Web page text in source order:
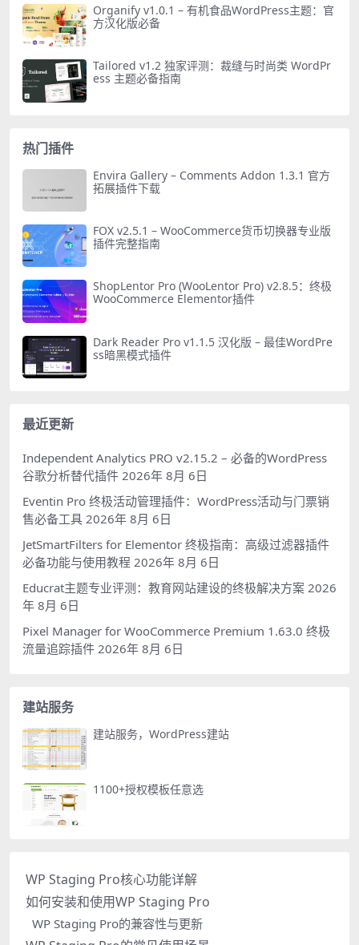
Organify v1.0.1 – 有机食品WordPress主题：官
方汉化版必备
Tailored v1.2 独家评测：裁缝与时尚类 WordPr
ess 主题必备指南
热门插件
Envira Gallery – Comments Addon 1.3.1 官方
拓展插件下载
FOX v2.5.1 – WooCommerce货币切换器专业版
插件完整指南
ShopLentor Pro (WooLentor Pro) v2.8.5：终极
WooCommerce Elementor插件
Dark Reader Pro v1.1.5 汉化版 – 最佳WordPre
ss暗黑模式插件
最近更新
Independent Analytics PRO v2.15.2 – 必备的WordPress
谷歌分析替代插件 2026年 8月 6日
Eventin Pro 终极活动管理插件：WordPress活动与门票销
售必备工具 2026年 8月 6日
JetSmartFilters for Elementor 终极指南：高级过滤器插件
必备功能与使用教程 2026年 8月 6日
Educrat主题专业评测：教育网站建设的终极解决方案 2026
年 8月 6日
Pixel Manager for WooCommerce Premium 1.63.0 终极
流量追踪插件 2026年 8月 6日
建站服务
建站服务，WordPress建站
1100+授权模板任意选
WP Staging Pro核心功能详解
如何安装和使用WP Staging Pro
WP Staging Pro的兼容性与更新